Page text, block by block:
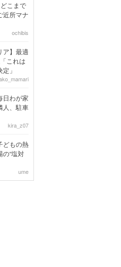
こまで
近所マナ
ochibis
ア】最適
これは
」
日わが家
人、駐車
kira_z07
どもの熱
“塩対
ume